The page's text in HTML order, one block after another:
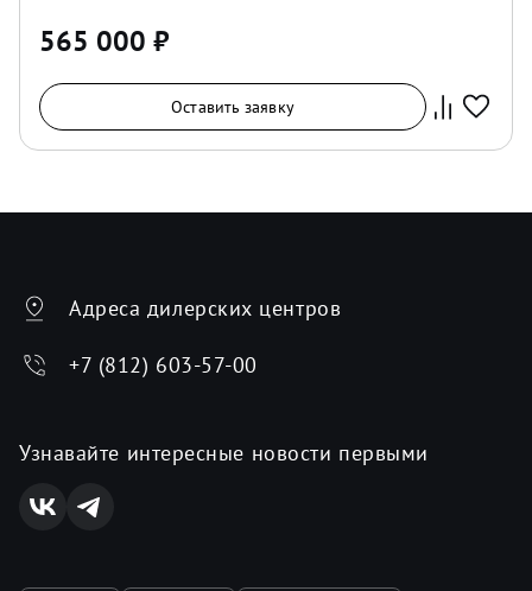
565 000 ₽
Оставить заявку
Адреса дилерских центров
+7 (812) 603-57-00
Узнавайте интересные новости первыми